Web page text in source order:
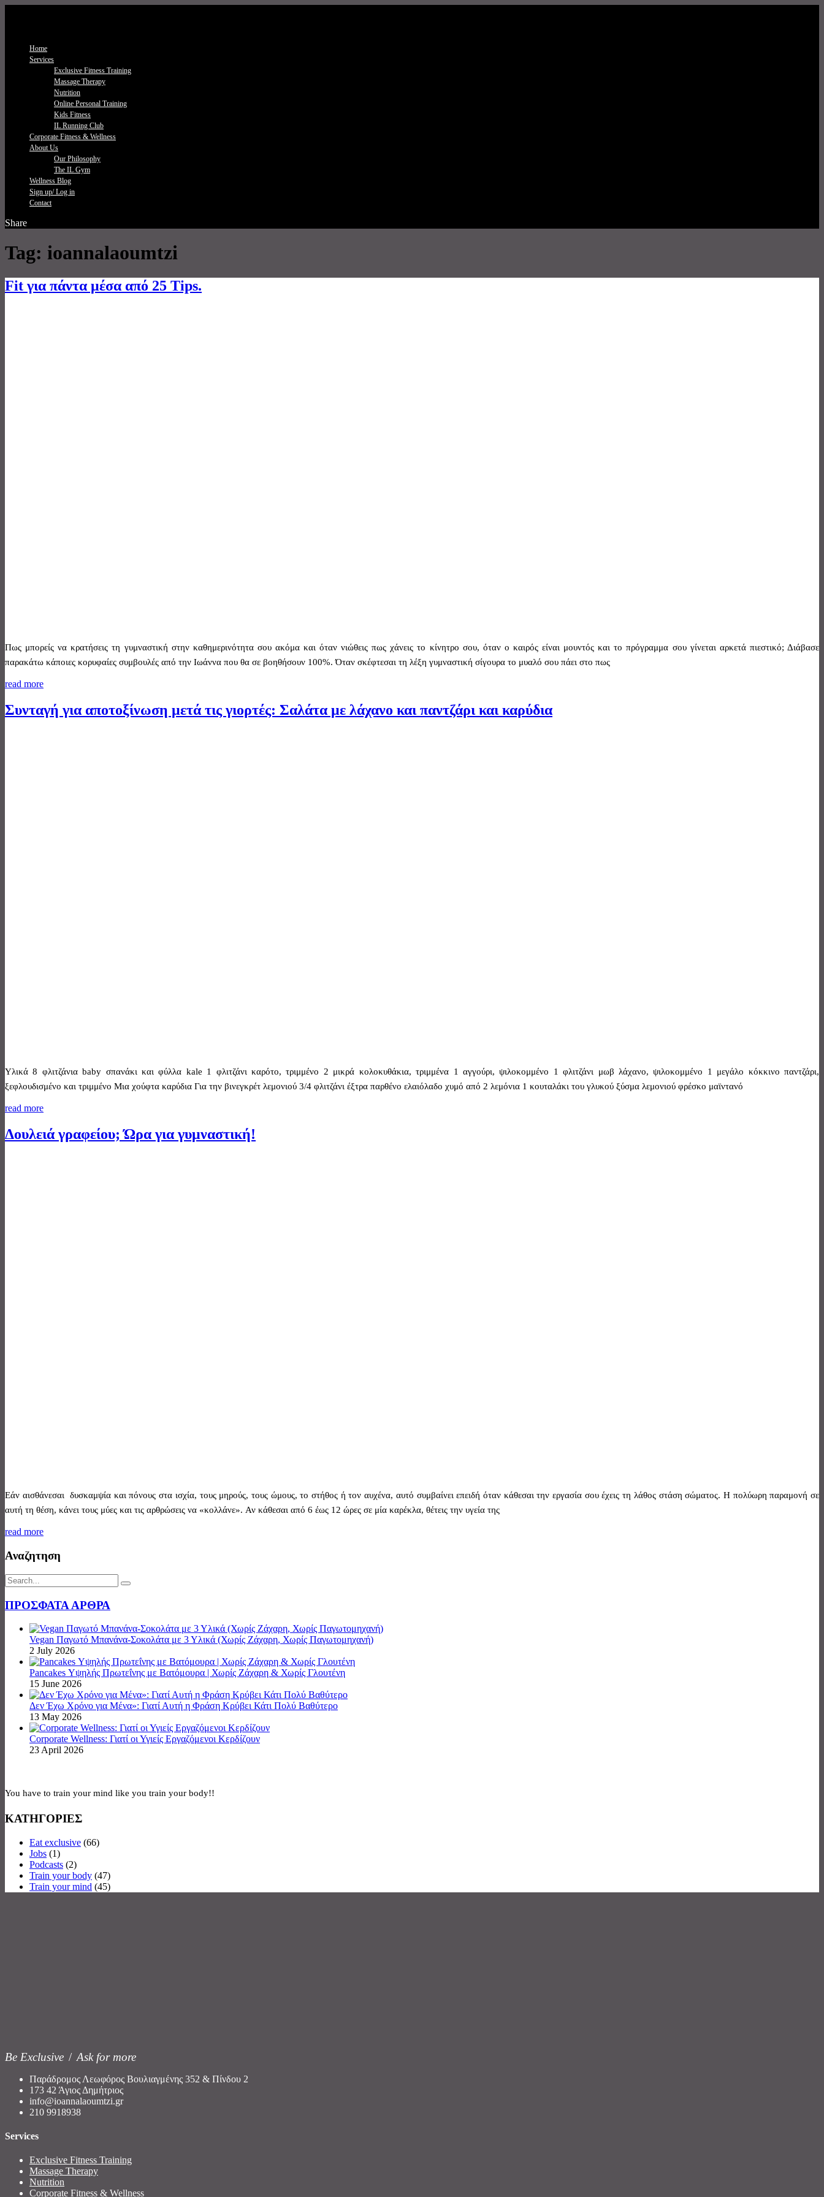
Home
Services
Exclusive Fitness Τraining
Massage Therapy
Nutrition
Online Personal Training
Kids Fitness
IL Running Club
Corporate Fitness & Wellness
About Us
Our Philosophy
The IL Gym
Wellness Blog
Sign up/ Log in
Contact
Share
Tag: ioannalaoumtzi
Fit για πάντα μέσα από 25 Tips.
Πως μπορείς να κρατήσεις τη γυμναστική στην καθημερινότητα σου ακόμα και όταν νιώθεις πως χάνεις το κίνητρο σου, όταν ο καιρός είναι μουντός και το πρόγραμμα σου γίνεται αρκετά πιεστικό; Διάβασε
παρακάτω κάποιες κορυφαίες συμβουλές από την Ιωάννα που θα σε βοηθήσουν 100%. Όταν σκέφτεσαι τη λέξη γυμναστική σίγουρα το μυαλό σου πάει στο πως
read more
Συνταγή για αποτοξίνωση μετά τις γιορτές: Σαλάτα με λάχανο και παντζάρι και καρύδια
Υλικά 8 φλιτζάνια baby σπανάκι και φύλλα kale 1 φλιτζάνι καρότο, τριμμένο 2 μικρά κολοκυθάκια, τριμμένα 1 αγγούρι, ψιλοκομμένο 1 φλιτζάνι μωβ λάχανο, ψιλοκομμένο 1 μεγάλο κόκκινο παντζάρι,
ξεφλουδισμένο και τριμμένο Μια χούφτα καρύδια Για την βινεγκρέτ λεμονιού 3/4 φλιτζάνι έξτρα παρθένο ελαιόλαδο χυμό από 2 λεμόνια 1 κουταλάκι του γλυκού ξύσμα λεμονιού φρέσκο μαϊντανό
read more
Δουλειά γραφείου; Ώρα για γυμναστική!
Εάν αισθάνεσαι δυσκαμψία και πόνους στα ισχία, τους μηρούς, τους ώμους, το στήθος ή τον αυχένα, αυτό συμβαίνει επειδή όταν κάθεσαι την εργασία σου έχεις τη λάθος στάση σώματος. Η πολύωρη παραμονή σε
αυτή τη θέση, κάνει τους μύες και τις αρθρώσεις να «κολλάνε». Αν κάθεσαι από 6 έως 12 ώρες σε μία καρέκλα, θέτεις την υγεία της
read more
Αναζητηση
ΠΡΟΣΦΑΤΑ ΑΡΘΡΑ
Vegan Παγωτό Μπανάνα-Σοκολάτα με 3 Υλικά (Χωρίς Ζάχαρη, Χωρίς Παγωτομηχανή)
2 July 2026
Pancakes Υψηλής Πρωτεΐνης με Βατόμουρα | Χωρίς Ζάχαρη & Χωρίς Γλουτένη
15 June 2026
Δεν Έχω Χρόνο για Μένα»: Γιατί Αυτή η Φράση Κρύβει Κάτι Πολύ Βαθύτερο
13 May 2026
Corporate Wellness: Γιατί οι Υγιείς Εργαζόμενοι Κερδίζουν
23 April 2026
You have to train your mind like you train your body!!
ΚΑΤΗΓΟΡΙΕΣ
Eat exclusive (66)
Jobs (1)
Podcasts (2)
Train your body (47)
Train your mind (45)
Be Exclusive / Ask for more
Παράδρομος Λεωφόρος Βουλιαγμένης 352 & Πίνδου 2
173 42 Άγιος Δημήτριος
info@ioannalaoumtzi.gr
210 9918938
Services
Exclusive Fitness Training
Massage Therapy
Nutrition
Corporate Fitness & Wellness